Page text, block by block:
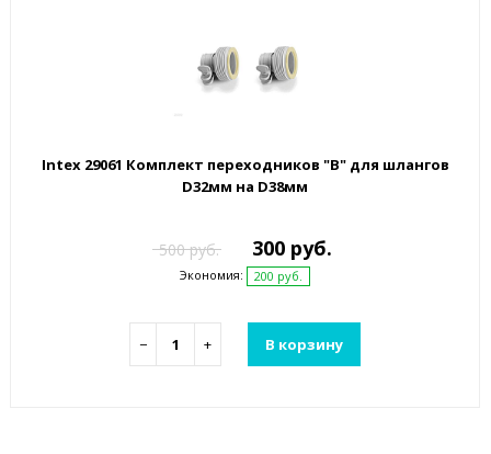
Intex 29061 Комплект переходников "В" для шлангов
D32мм на D38мм
500 руб. 300 руб.
Экономия: 200 руб.
− + В корзину